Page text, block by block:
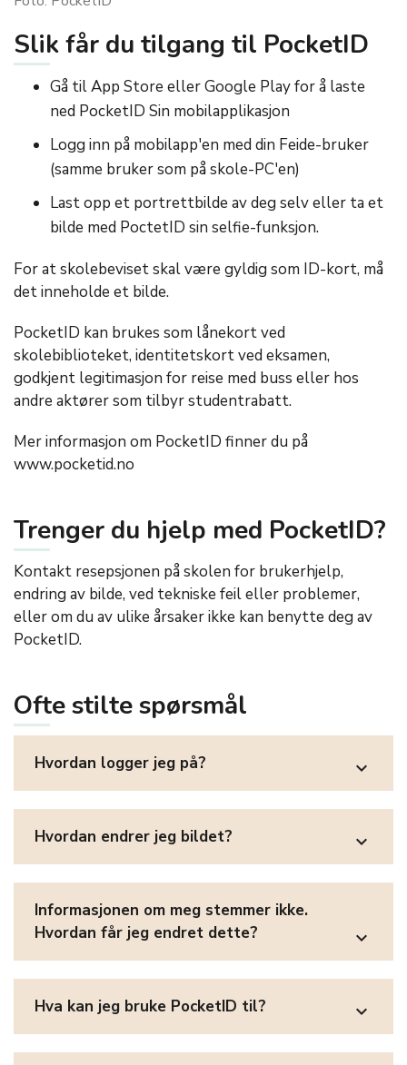
Slik får du tilgang til PocketID
Gå til App Store eller Google Play for å laste
ned PocketID Sin mobilapplikasjon
Logg inn på mobilapp'en med din Feide-bruker
(samme bruker som på skole-PC'en)
Last opp et portrettbilde av deg selv eller ta et
bilde med PoctetID sin selfie-funksjon.
For at skolebeviset skal være gyldig som ID-kort, må
det inneholde et bilde.
PocketID kan brukes som lånekort ved
skolebiblioteket, identitetskort ved eksamen,
godkjent legitimasjon for reise med buss eller hos
andre aktører som tilbyr studentrabatt.
Mer informasjon om PocketID finner du på
www.pocketid.no
Trenger du hjelp med PocketID?
Kontakt resepsjonen på skolen for brukerhjelp,
endring av bilde, ved tekniske feil eller problemer,
eller om du av ulike årsaker ikke kan benytte deg av
PocketID.
Ofte stilte spørsmål
Hvordan logger jeg på? expand_more
Hvordan endrer jeg bildet? expand_more
Informasjonen om meg stemmer ikke.
Hvordan får jeg endret dette?
expand_more
Hva kan jeg bruke PocketID til? expand_more